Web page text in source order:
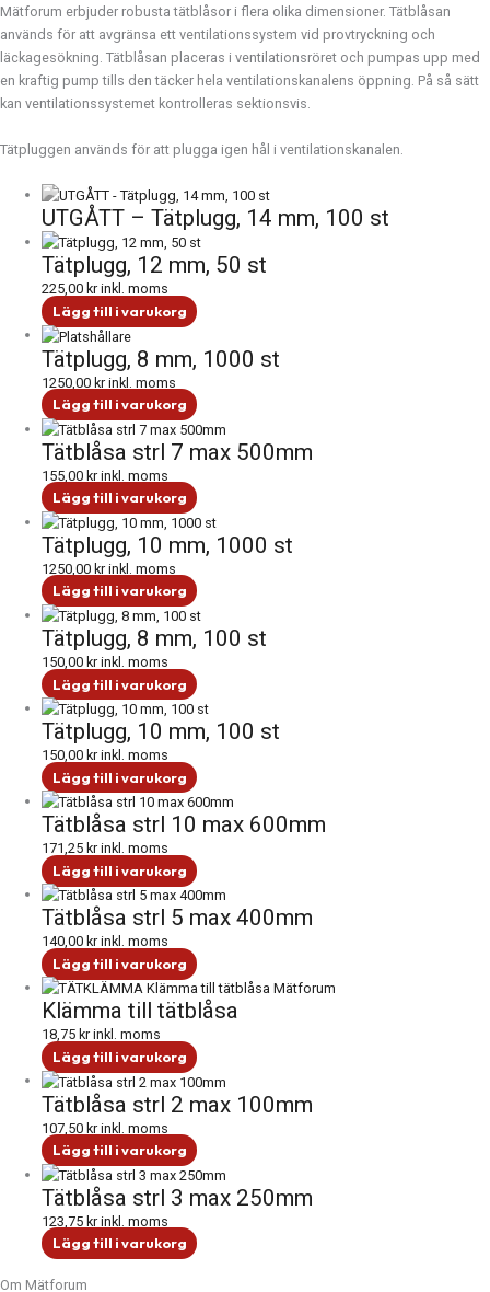
Mätforum erbjuder robusta tätblåsor i flera olika dimensioner. Tätblåsan
används för att avgränsa ett ventilationssystem vid provtryckning och
läckagesökning. Tätblåsan placeras i ventilationsröret och pumpas upp med
en kraftig pump tills den täcker hela ventilationskanalens öppning. På så sätt
kan ventilationssystemet kontrolleras sektionsvis.
Tätpluggen används för att plugga igen hål i ventilationskanalen.
UTGÅTT – Tätplugg, 14 mm, 100 st
Tätplugg, 12 mm, 50 st
225,00 kr inkl. moms
Lägg till i varukorg
Tätplugg, 8 mm, 1000 st
1250,00kr inkl. moms
Lägg till i varukorg
Tätblåsa strl 7 max 500mm
155,00kr inkl. moms
Lägg till i varukorg
Tätplugg, 10 mm, 1000 st
1250,00 kr inkl. moms
Lägg till i varukorg
Tätplugg, 8 mm, 100 st
150,00 kr inkl. moms
Lägg till i varukorg
Tätplugg, 10 mm, 100 st
150,00 kr inkl. moms
Lägg till i varukorg
Tätblåsa strl 10 max 600mm
171,25 kr inkl. moms
Lägg till i varukorg
Tätblåsa strl 5 max 400mm
140,00 kr inkl. moms
Lägg till i varukorg
Klämma till tätblåsa
18,75 kr inkl. moms
Lägg till i varukorg
Tätblåsa strl 2 max 100mm
107,50kr inkl. moms
Lägg till i varukorg
Tätblåsa strl 3 max 250mm
123,75kr inkl. moms
Lägg till i varukorg
Om Mätforum